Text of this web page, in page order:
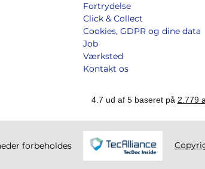
Fortrydelse
Click & Collect
Cookies, GDPR og dine data
Job
Værksted
Kontakt os
forbeholdes